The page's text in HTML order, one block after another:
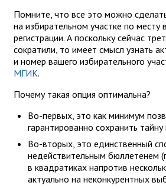
Помните, что все это можно
на избирательном участке по месту
регистрации. А поскольку сейчас
сократили, то имеет смысл узнать
и номер вашего избирательного
МГИК.
Почему такая опция оптимальна?
Во-первых, это как минимум
гарантированно сохранить тайну
Во-вторых, это единственный
недействительным бюллетенем
в квадратиках напротив
актуально на неконкурентных